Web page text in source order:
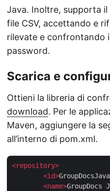
Java. Inoltre, supporta
file CSV, accettando e
rilevate e confrontando
password.
Scarica e
Ottieni la libreria di
download. Per le
Maven, aggiungere la
all’interno di pom.xml.
<repository>
<id>
<name>GroupDocs